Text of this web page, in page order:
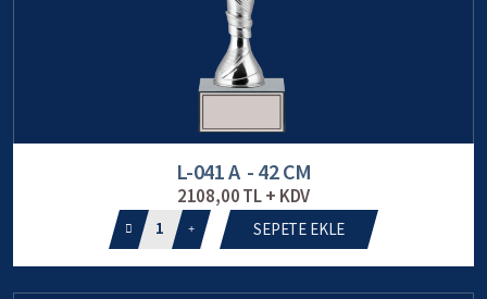
L-041 A - 42 CM
2108,00 TL + KDV
1 SEPETE EKLE